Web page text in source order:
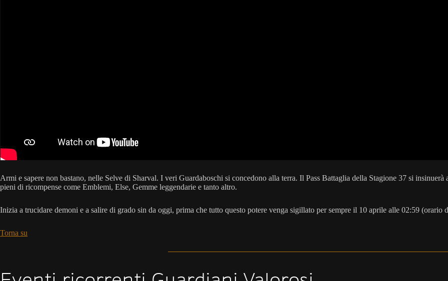
Armi e sapere non bastano, nelle Selve di Sharval. I veri Guardaboschi si concedono alla terra. Il Pass Battaglia della Stagione 37 si
pieni di ricompense come Emblemi, Else, Gemme leggendarie e tanto altro.
Inizia a trucidare demoni e a salire di grado sin da oggi, prima che tutto questo potere venga sigillato per sempre il 10 aprile alle 02:59 (orario
Torna su